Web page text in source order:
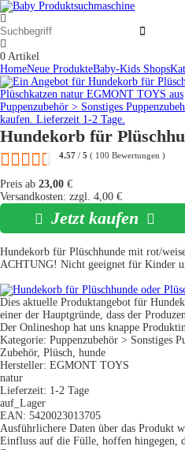
0 Artikel
HomeNeue ProdukteBaby-Kids Shops
Hundekorb für
4.57 / 5 ( 100 Bewertungen )
Preis ab 23,00 €
Versandkosten: zzgl. 4,00 €
Jetzt kaufen
Hundekorb für Plüschhunde mit rot/
ACHTUNG! Nicht geeignet für Kinder
Dies aktuelle Produktangebot für
einer der Hauptgründe, dass der
Der Onlineshop hat uns knappe
Kategorie: Puppenzubehör > Sonstiges
Zubehör, Plüsch, hunde
Hersteller: EGMONT TOYS
natur
Lieferzeit: 1-2 Tage
auf_Lager
EAN: 5420023013705
Ausführlichere Daten über das Produkt
Einfluss auf die Fülle, hoffen hingegen,